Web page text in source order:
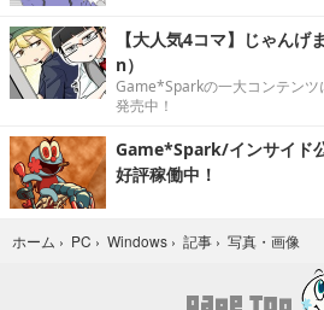
【大人気4コマ】じゃん
n）
Game*Sparkの一大コンテン
発売中！
Game*Spark/インサイド
好評稼働中！
ホーム › PC › Windows › 記事 › 写真・画像